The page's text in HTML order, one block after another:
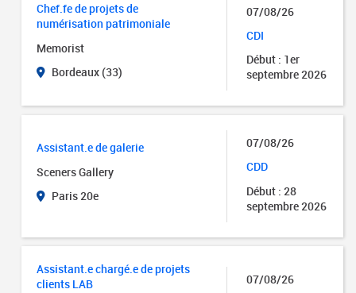
Chef.fe de projets de
numérisation patrimoniale
Memorist
Bordeaux (33)
07/08/26
CDI
Début : 1er
septembre 2026
Assistant.e de galerie
Sceners Gallery
Paris 20e
07/08/26
CDD
Début : 28
septembre 2026
Assistant.e chargé.e de projets
clients LAB
07/08/26